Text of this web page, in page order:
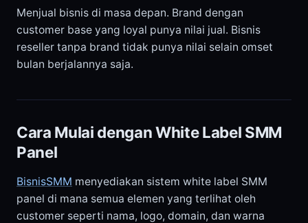
Menjual bisnis di masa depan. Brand dengan
customer base yang loyal punya nilai jual. Bisnis
reseller tanpa brand tidak punya nilai selain omset
bulan berjalannya saja.
Cara Mulai dengan White Label SMM
Panel
BisnisSMM menyediakan sistem white label SMM
panel di mana semua elemen yang terlihat oleh
customer seperti nama, logo, domain, dan warna